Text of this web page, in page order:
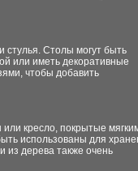
стулья. Столы могут быть
или иметь декоративные
чтобы добавить
кресло, покрытые
использованы для
из дерева также очень